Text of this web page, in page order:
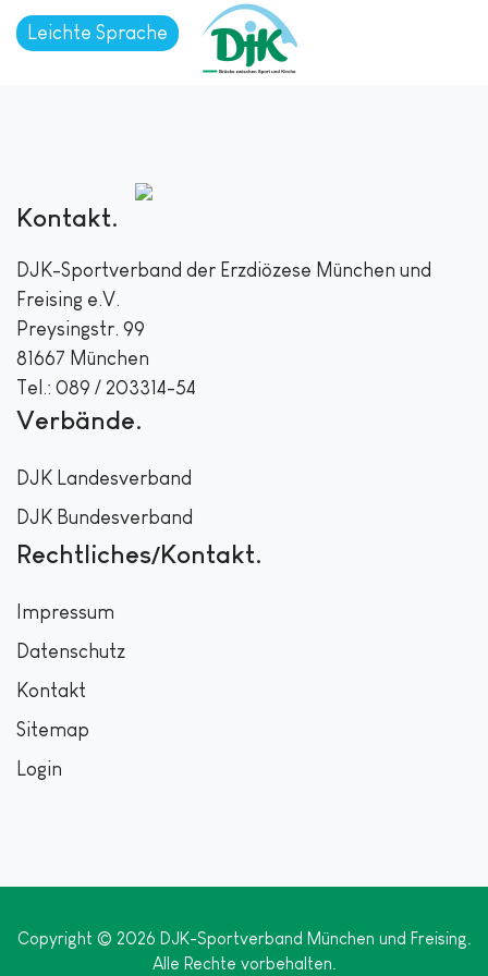
Leichte Sprache
Kontakt
DJK-Sportverband der Erzdiözese München und
Freising e.V.
Preysingstr. 99
81667 München
Tel.: 089 / 203314-54
Verbände
DJK Landesverband
DJK Bundesverband
Rechtliches/Kontakt
Impressum
Datenschutz
Kontakt
Sitemap
Login
Copyright © 2026 DJK-Sportverband München und Freising.
Alle Rechte vorbehalten.